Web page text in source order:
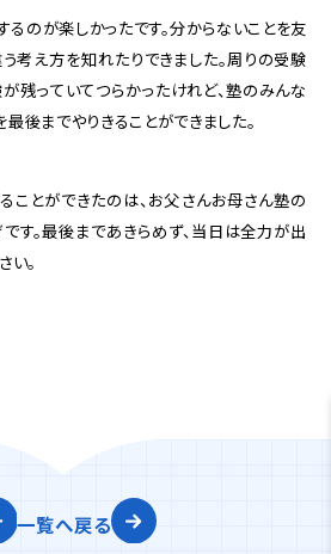
のが楽しかったです。分からないことを友
考え方を知れたりできました。周りの受験
残っていてつらかったけれど、塾のみんな
後までやりきることができました。
とができたのは、お父さんお母さん塾の
す。最後まであきらめず、当日は全力が出
い。
一覧へ戻る